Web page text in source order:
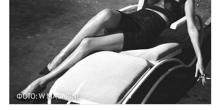
ФОТО: W MAGAZINE